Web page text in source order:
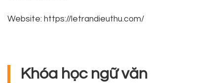
Website: https://letrandieuthu.com/
Khóa học ngữ văn